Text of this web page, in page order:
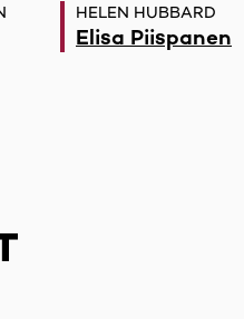
HELEN HUBBARD
Elisa Piispanen